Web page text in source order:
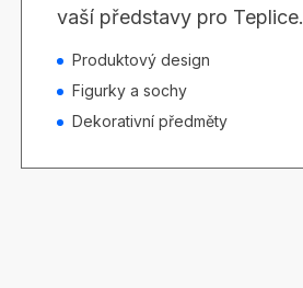
vaší představy pro Teplice.
Produktový design
Figurky a sochy
Dekorativní předměty